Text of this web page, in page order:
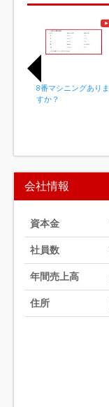
8番マシニングありま
すか？
I
t
e
m
1
o
f
2
0
会社情報
資本金
社員数
年間売上高
住所